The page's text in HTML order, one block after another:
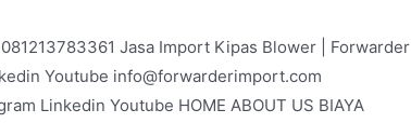
Jasa Import Kipas Blower | Forwarder
Youtube info@forwarderimport.com
Linkedin Youtube HOME ABOUT US BIAYA